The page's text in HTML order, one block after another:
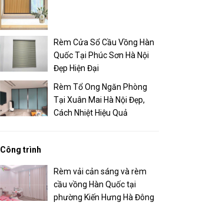
Rèm Cửa Sổ Cầu Vồng Hàn
Quốc Tại Phúc Sơn Hà Nội
Đẹp Hiện Đại
Rèm Tổ Ong Ngăn Phòng
Tại Xuân Mai Hà Nội Đẹp,
Cách Nhiệt Hiệu Quả
Công trình
Rèm vải cản sáng và rèm
cầu vồng Hàn Quốc tại
phường Kiến Hưng Hà Đông